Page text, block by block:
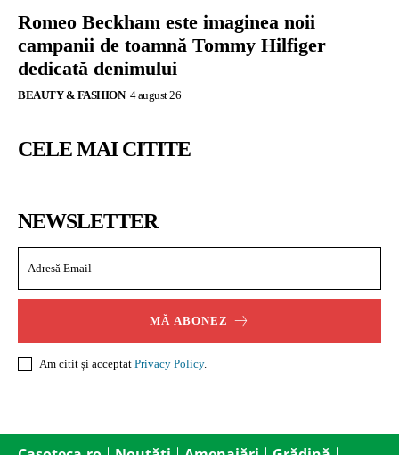
Romeo Beckham este imaginea noii
campanii de toamnă Tommy Hilfiger
dedicată denimului
BEAUTY & FASHION 4 august 26
CELE MAI CITITE
NEWSLETTER
MĂ ABONEZ
Am citit și acceptat Privacy Policy.